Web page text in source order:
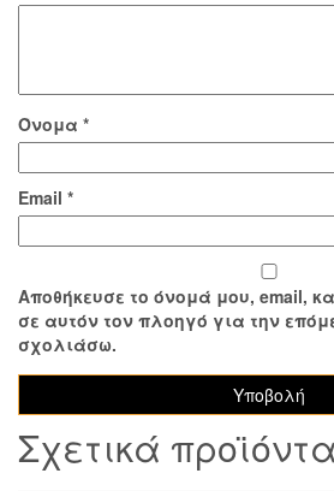
Όνομα *
Email *
Αποθήκευσε το όνομά μου, email,
σε αυτόν τον πλοηγό για την
σχολιάσω.
Σχετικά προϊόντα